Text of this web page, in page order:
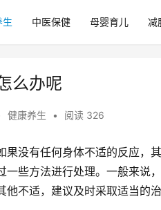
生 中医保健 母婴育儿 减
么办呢
健康养生 • 阅读 326
果没有任何身体不适的反应，
一些方法进行处理。一般来说
不适，建议及时采取适当的治